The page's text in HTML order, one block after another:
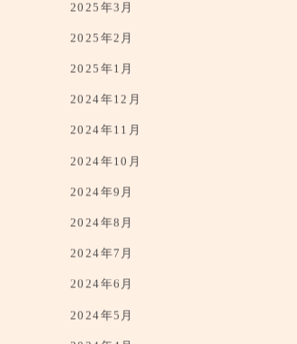
2025年5月
2025年3月
2025年2月
2025年1月
2024年12月
2024年11月
2024年10月
2024年9月
2024年8月
2024年7月
2024年6月